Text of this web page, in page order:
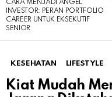
CARA MENJADI ANGEL
INVESTOR: PERAN PORTFOLIO
CAREER UNTUK EKSEKUTIF
SENIOR
KESEHATAN LIFESTYLE
Kiat Mudah